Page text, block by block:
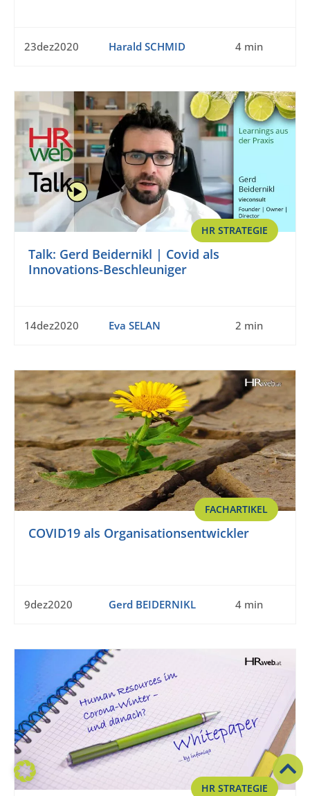
23dez2020 Harald SCHMID 4 min
HR STRATEGIE
Talk: Gerd Beidernikl | Covid als
Innovations-Beschleuniger
14dez2020 Eva SELAN 2 min
FACHARTIKEL
COVID19 als Organisationsentwickler
9dez2020 Gerd BEIDERNIKL 4 min
HR STRATEGIE